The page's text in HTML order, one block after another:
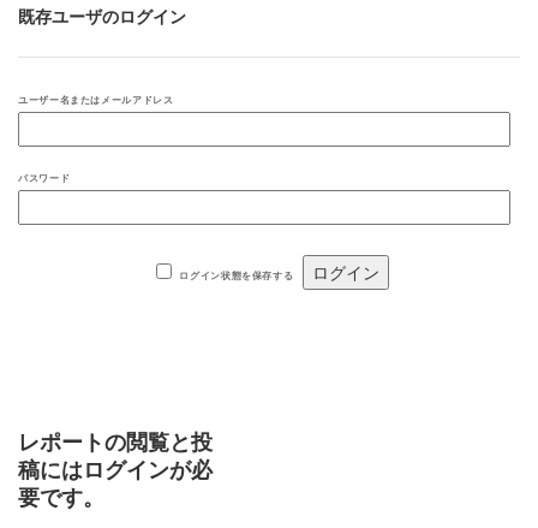
既存ユーザのログイン
ユーザー名またはメールアドレス
パスワード
ログイン状態を保存する
レポートの閲覧と投
稿にはログインが必
要です。